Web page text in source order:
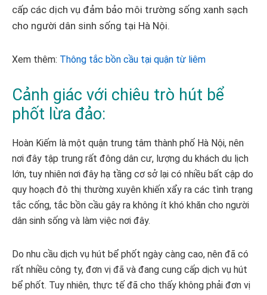
cấp các dịch vụ đảm bảo môi trường sống xanh sạch
cho người dân sinh sống tại Hà Nội.
Xem thêm: Thông tắc bồn cầu tại quận từ liêm
Cảnh giác với chiêu trò hút bể
phốt lừa đảo:
Hoàn Kiếm là một quận trung tâm thành phố Hà Nội, nên
nơi đây tập trung rất đông dân cư, lượng du khách du lịch
lớn, tuy nhiên nơi đây hạ tầng cơ sở lại có nhiều bất cập do
quy hoạch đô thị thường xuyên khiến xẩy ra các tình trạng
tắc cống, tắc bồn cầu gây ra không ít khó khăn cho người
dân sinh sống và làm việc nơi đây.
Do nhu cầu dịch vụ hút bể phốt ngày càng cao, nên đã có
rất nhiều công ty, đơn vị đã và đang cung cấp dịch vụ hút
bể phốt. Tuy nhiên, thực tế đã cho thấy không phải đơn vị